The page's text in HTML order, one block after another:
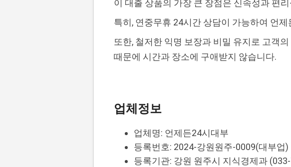
이 대출 상품의 가장 큰 장점은 신속성과 편
특히, 연중무휴 24시간 상담이 가능하여 언
또한, 철저한 익명 보장과 비밀 유지로 고객
때문에 시간과 장소에 구애받지 않습니다.
업체정보
업체명: 언제든24시대부
등록번호: 2024-강원원주-0009(대부업)
등록기관: 강원 원주시 지식경제과